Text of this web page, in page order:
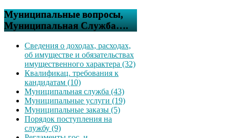
Муниципальные вопросы,
Муниципальная Служба….
Сведения о доходах, расходах,
об имуществе и обязательствах
имущественного характера (32)
Квалификац. требования к
кандидатам (10)
Муниципальная служба (43)
Муниципальные услуги (19)
Муниципальные заказы (5)
Порядок поступления на
службу (9)